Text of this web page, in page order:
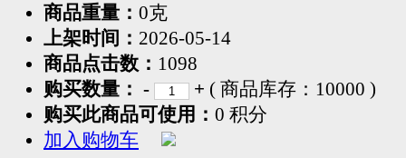
商品重量： 0克
上架时间： 2026-05-14
商品点击数： 1098
购买数量： - + ( 商品库存： 10000 )
购买此商品可使用： 0 积分
加入购物车